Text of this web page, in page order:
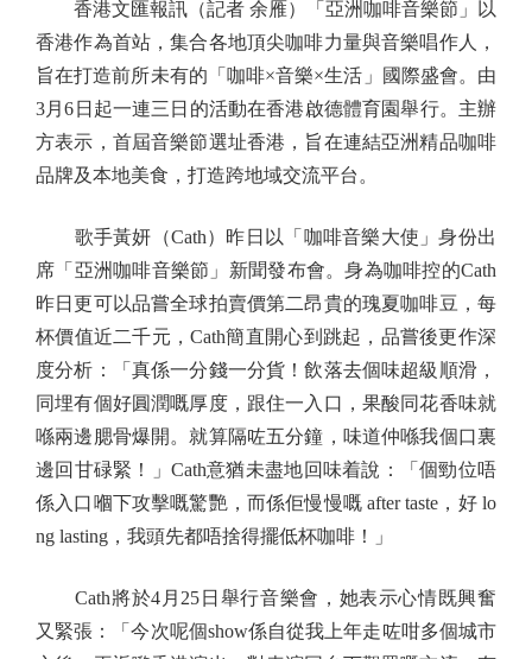
香港文匯報訊（記者 余雁）「亞洲咖啡音樂節」以
香港作為首站，集合各地頂尖咖啡力量與音樂唱作人，
旨在打造前所未有的「咖啡×音樂×生活」國際盛會。由
3月6日起一連三日的活動在香港啟德體育園舉行。主辦
方表示，首屆音樂節選址香港，旨在連結亞洲精品咖啡
品牌及本地美食，打造跨地域交流平台。
歌手黃妍（Cath）昨日以「咖啡音樂大使」身份出
席「亞洲咖啡音樂節」新聞發布會。身為咖啡控的Cath
昨日更可以品嘗全球拍賣價第二昂貴的瑰夏咖啡豆，每
杯價值近二千元，Cath簡直開心到跳起，品嘗後更作深
度分析：「真係一分錢一分貨！飲落去個味超級順滑，
同埋有個好圓潤嘅厚度，跟住一入口，果酸同花香味就
喺兩邊腮骨爆開。就算隔咗五分鐘，味道仲喺我個口裏
邊回甘碌緊！」Cath意猶未盡地回味着說：「個勁位唔
係入口嗰下攻擊嘅驚艷，而係佢慢慢嘅 after taste，好 lo
ng lasting，我頭先都唔捨得擺低杯咖啡！」
Cath將於4月25日舉行音樂會，她表示心情既興奮
又緊張：「今次呢個show係自從我上年走咗咁多個城市